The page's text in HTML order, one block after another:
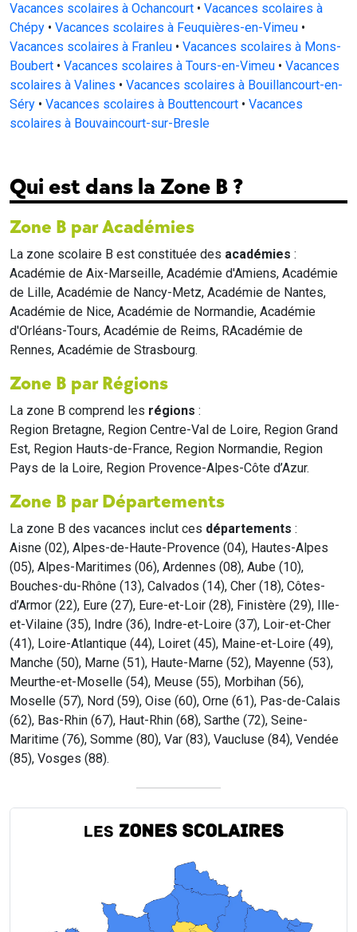
Vacances scolaires à Ochancourt • Vacances scolaires à
Chépy • Vacances scolaires à Feuquières-en-Vimeu •
Vacances scolaires à Franleu • Vacances scolaires à Mons-
Boubert • Vacances scolaires à Tours-en-Vimeu • Vacances
scolaires à Valines • Vacances scolaires à Bouillancourt-en-
Séry • Vacances scolaires à Bouttencourt • Vacances
scolaires à Bouvaincourt-sur-Bresle
Qui est dans la Zone B ?
Zone B par Académies
La zone scolaire B est constituée des académies :
Académie de Aix-Marseille, Académie d'Amiens, Académie
de Lille, Académie de Nancy-Metz, Académie de Nantes,
Académie de Nice, Académie de Normandie, Académie
d'Orléans-Tours, Académie de Reims, RAcadémie de
Rennes, Académie de Strasbourg.
Zone B par Régions
La zone B comprend les régions :
Region Bretagne, Region Centre-Val de Loire, Region Grand
Est, Region Hauts-de-France, Region Normandie, Region
Pays de la Loire, Region Provence-Alpes-Côte d’Azur.
Zone B par Départements
La zone B des vacances inclut ces départements :
Aisne (02), Alpes-de-Haute-Provence (04), Hautes-Alpes
(05), Alpes-Maritimes (06), Ardennes (08), Aube (10),
Bouches-du-Rhône (13), Calvados (14), Cher (18), Côtes-
d’Armor (22), Eure (27), Eure-et-Loir (28), Finistère (29), Ille-
et-Vilaine (35), Indre (36), Indre-et-Loire (37), Loir-et-Cher
(41), Loire-Atlantique (44), Loiret (45), Maine-et-Loire (49),
Manche (50), Marne (51), Haute-Marne (52), Mayenne (53),
Meurthe-et-Moselle (54), Meuse (55), Morbihan (56),
Moselle (57), Nord (59), Oise (60), Orne (61), Pas-de-Calais
(62), Bas-Rhin (67), Haut-Rhin (68), Sarthe (72), Seine-
Maritime (76), Somme (80), Var (83), Vaucluse (84), Vendée
(85), Vosges (88).